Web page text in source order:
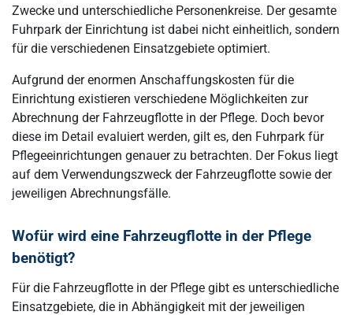
Zwecke und unterschiedliche Personenkreise. Der gesamte
Fuhrpark der Einrichtung ist dabei nicht einheitlich, sondern
für die verschiedenen Einsatzgebiete optimiert.
Aufgrund der enormen Anschaffungskosten für die
Einrichtung existieren verschiedene Möglichkeiten zur
Abrechnung der Fahrzeugflotte in der Pflege. Doch bevor
diese im Detail evaluiert werden, gilt es, den Fuhrpark für
Pflegeeinrichtungen genauer zu betrachten. Der Fokus liegt
auf dem Verwendungszweck der Fahrzeugflotte sowie der
jeweiligen Abrechnungsfälle.
Wofür wird eine Fahrzeugflotte in der Pflege
benötigt?
Für die Fahrzeugflotte in der Pflege gibt es unterschiedliche
Einsatzgebiete, die in Abhängigkeit mit der jeweiligen